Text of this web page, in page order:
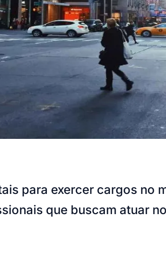
para exercer cargos no
que buscam atuar